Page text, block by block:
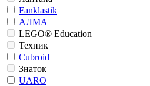
Fanklastik
АЛМА
LEGO® Education
Техник
Cubroid
Знаток
UARO